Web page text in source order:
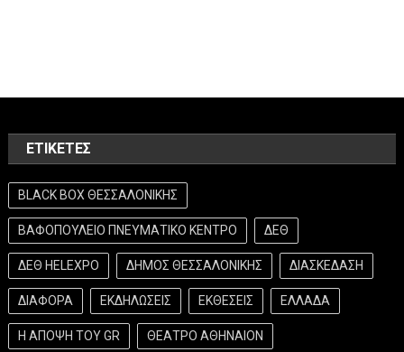
ΕΤΙΚΈΤΕΣ
BLACK BOX ΘΕΣΣΑΛΟΝΙΚΗΣ
ΒΑΦΟΠΟΥΛΕΙΟ ΠΝΕΥΜΑΤΙΚΟ ΚΕΝΤΡΟ ΔΕΘ
ΔΕΘ HELEXPO ΔΗΜΟΣ ΘΕΣΣΑΛΟΝΙΚΗΣ ΔΙΑΣΚΕΔΑΣΗ
ΔΙΑΦΟΡΑ ΕΚΔΗΛΩΣΕΙΣ ΕΚΘΕΣΕΙΣ ΕΛΛΑΔΑ
Η ΑΠΟΨΗ ΤΟΥ GR ΘΕΑΤΡΟ ΑΘΗΝΑΙΟΝ